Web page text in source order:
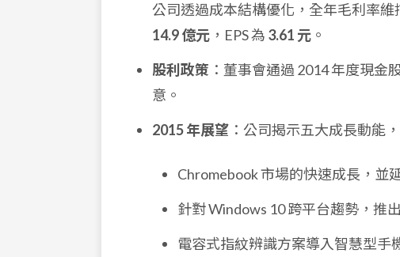
公司透過成本結構優化，全年毛利率維
14.9 億元 ，EPS 為 3.61 元 。
股利政策 ：董事會通過 2014 年度現金
意。
2015 年展望 ：公司揭示五大成長動能
Chromebook 市場的快速成長，並
針對 Windows 10 跨平台趨勢，推
電容式指紋辨識方案導入智慧型手